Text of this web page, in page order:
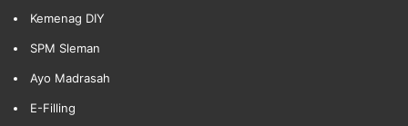
Kemenag DIY
SPM Sleman
Ayo Madrasah
E-Filling